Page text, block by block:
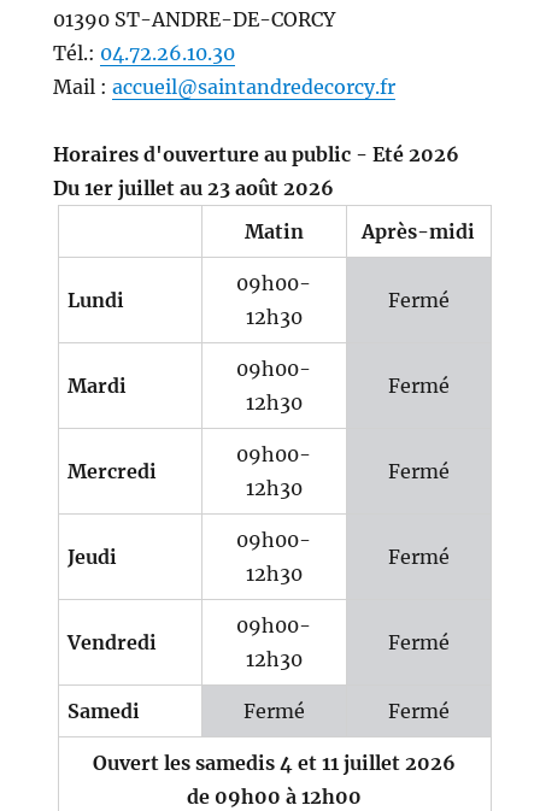
01390 ST-ANDRE-DE-CORCY
Tél.: 04.72.26.10.30
Mail : accueil@saintandredecorcy.fr
Horaires d'ouverture au public - Eté 2026
Du 1er juillet au 23 août 2026
Matin
Après-midi
Lundi
09h00-
12h30
Fermé
Mardi
09h00-
12h30
Fermé
Mercredi
09h00-
12h30
Fermé
Jeudi
09h00-
12h30
Fermé
Vendredi
09h00-
12h30
Fermé
Samedi Fermé Fermé
Ouvert les samedis 4 et 11 juillet 2026
de 09h00 à 12h00